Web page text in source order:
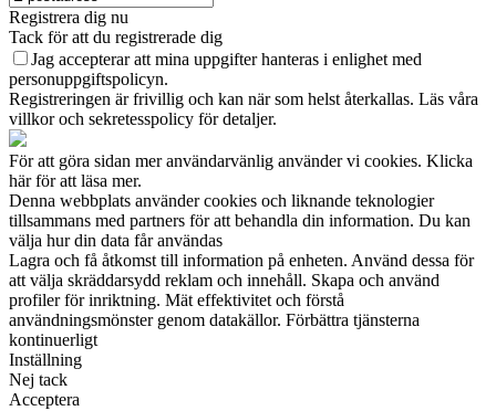
Registrera dig nu
Tack för att du registrerade dig
Jag accepterar att mina uppgifter hanteras i enlighet med
personuppgiftspolicyn.
Registreringen är frivillig och kan när som helst återkallas. Läs våra
villkor och sekretesspolicy för detaljer.
För att göra sidan mer användarvänlig använder vi cookies. Klicka
här för att läsa mer.
Denna webbplats använder cookies och liknande teknologier
tillsammans med partners för att behandla din information. Du kan
välja hur din data får användas
Lagra och få åtkomst till information på enheten. Använd dessa för
att välja skräddarsydd reklam och innehåll. Skapa och använd
profiler för inriktning. Mät effektivitet och förstå
användningsmönster genom datakällor. Förbättra tjänsterna
kontinuerligt
Inställning
Nej tack
Acceptera